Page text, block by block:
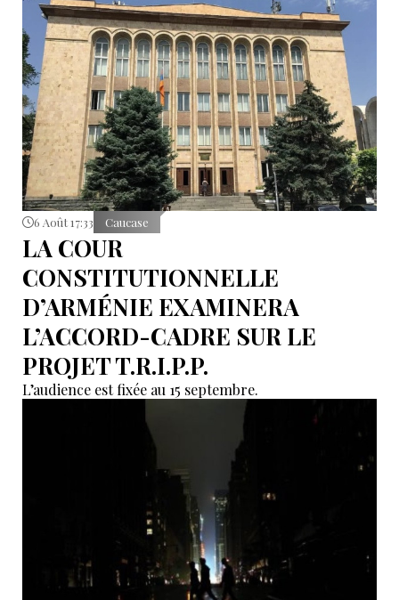
6 Août 17:33 Caucase
LA COUR
CONSTITUTIONNELLE
D’ARMÉNIE EXAMINERA
L’ACCORD-CADRE SUR LE
PROJET T.R.I.P.P.
L’audience est fixée au 15 septembre.